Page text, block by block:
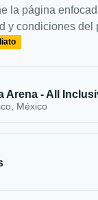
la página
y condiciones del
Arena - All
México